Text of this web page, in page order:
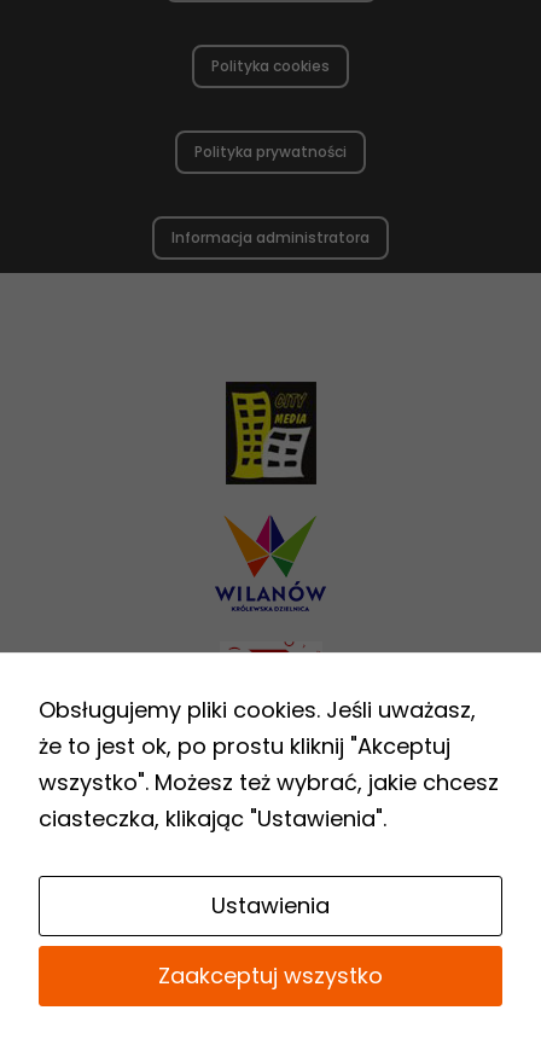
Polityka cookies
Polityka prywatności
Informacja administratora
W 2026 Biblioteka otrzymała 21 740 zł
dofinansowania ze środków finansowych
Obsługujemy pliki cookies. Jeśli uważasz,
że to jest ok, po prostu kliknij "Akceptuj
wszystko". Możesz też wybrać, jakie chcesz
ciasteczka, klikając "Ustawienia".
Ustawienia
Zaakceptuj wszystko